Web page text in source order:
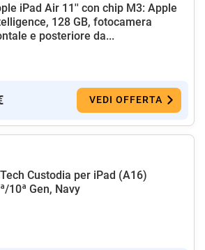
iPad Air 11'' con chip M3: Apple
128 GB, fotocamera
e posteriore da...
VEDI OFFERTA
Custodia per iPad (A16)
10ª Gen, Navy